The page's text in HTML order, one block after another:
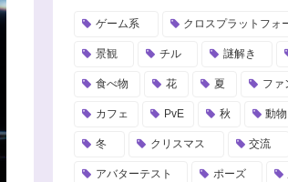
ゲーム系 クロスプラットフォ
景観 チル 謎解き
食べ物 花 夏 ファ
カフェ PvE 秋 動物
冬 クリスマス 交流
アバターテスト ポーズ